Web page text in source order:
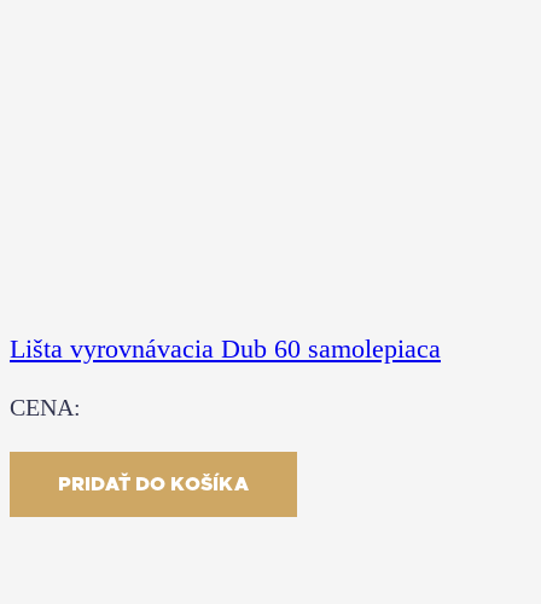
Lišta vyrovnávacia Dub 60 samolepiaca
CENA:
19.00€
PRIDAŤ DO KOŠÍKA